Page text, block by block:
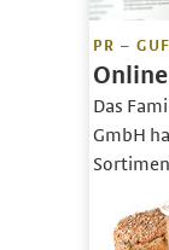
PR –
Das
GmbH